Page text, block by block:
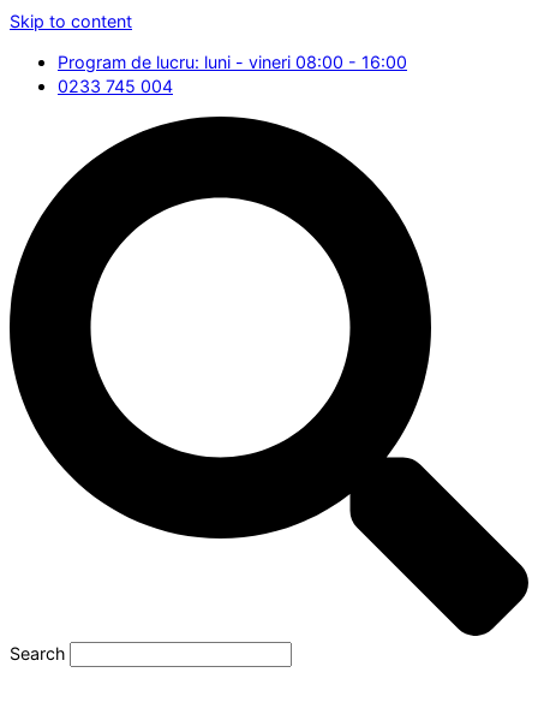
Skip to content
Program de lucru: luni - vineri 08:00 - 16:00
0233 745 004
Search